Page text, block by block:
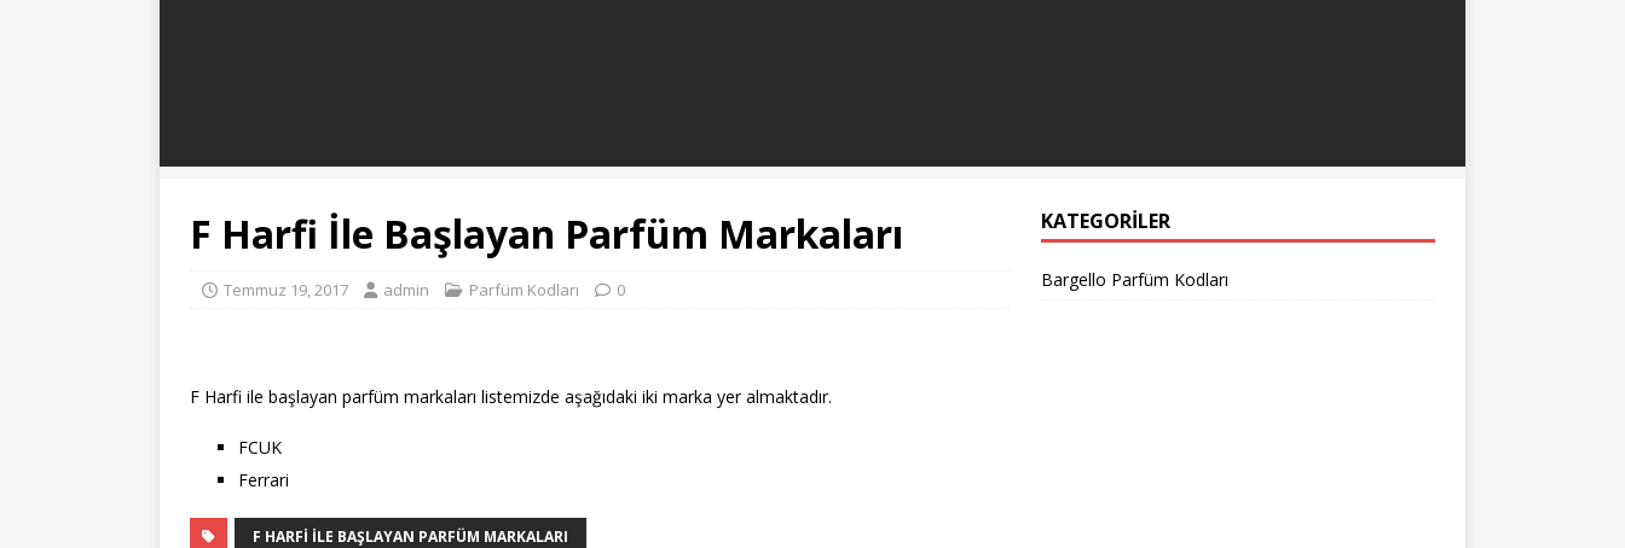
F Harfi İle Başlayan Parfüm Markaları
Temmuz 19, 2017 admin Parfüm Kodları 0
F Harfi ile başlayan parfüm markaları listemizde aşağıdaki iki marka yer almaktadır.
FCUK
Ferrari
F HARFI İLE BAŞLAYAN PARFÜM MARKALARI
KATEGORILER
Bargello Parfüm Kodları